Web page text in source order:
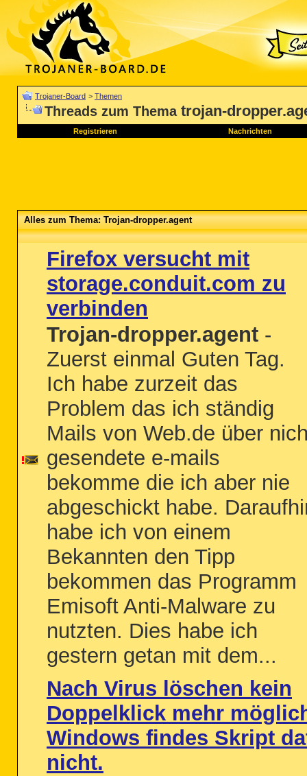
Trojaner-Board > Themen
Threads zum Thema trojan-
Registrieren Nachrichten
Alles zum Thema: Trojan-dropper.agent
Firefox versucht mit
storage.conduit.com zu
verbinden
Trojan-dropper.agent -
Zuerst einmal Guten Tag.
Ich habe zurzeit das
Problem das ich ständig
Mails von Web.de über
gesendete e-mails
bekomme die ich aber nie
abgeschickt habe.
habe ich von einem
Bekannten den Tipp
bekommen das Programm
Emisoft Anti-Malware zu
nutzten. Dies habe ich
gestern getan mit dem...
Nach Virus löschen kein
Doppelklick mehr
Windows findes Skript
nicht.